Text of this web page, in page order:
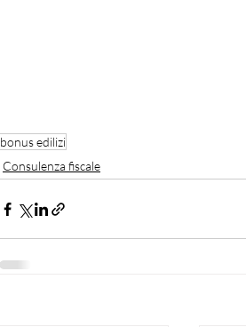
bonus edilizi
Consulenza fiscale